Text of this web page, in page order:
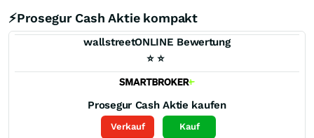
⚡Prosegur Cash Aktie kompakt
wallstreetONLINE Bewertung
⭐ ⭐
Prosegur Cash Aktie kaufen
Verkauf Kauf